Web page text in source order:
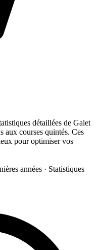
détaillées de Galet
aux courses quintés. Ces
pour optimiser vos
années · Statistiques